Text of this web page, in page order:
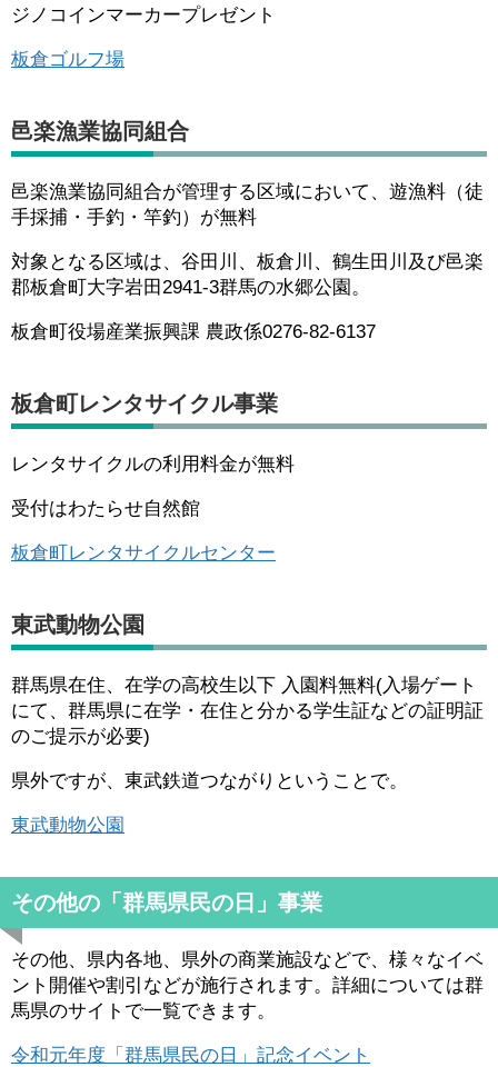
ジノコインマーカープレゼント
板倉ゴルフ場
邑楽漁業協同組合
邑楽漁業協同組合が管理する区域において、遊漁料（徒
手採捕・手釣・竿釣）が無料
対象となる区域は、谷田川、板倉川、鶴生田川及び邑楽
郡板倉町大字岩田2941-3群馬の水郷公園。
板倉町役場産業振興課 農政係0276-82-6137
板倉町レンタサイクル事業
レンタサイクルの利用料金が無料
受付はわたらせ自然館
板倉町レンタサイクルセンター
東武動物公園
群馬県在住、在学の高校生以下 入園料無料(入場ゲート
にて、群馬県に在学・在住と分かる学生証などの証明証
のご提示が必要)
県外ですが、東武鉄道つながりということで。
東武動物公園
その他の「群馬県民の日」事業
その他、県内各地、県外の商業施設などで、様々なイベ
ント開催や割引などが施行されます。詳細については群
馬県のサイトで一覧できます。
令和元年度「群馬県民の日」記念イベント